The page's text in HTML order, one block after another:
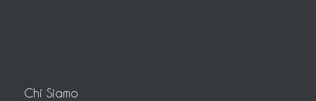
Chi Siamo